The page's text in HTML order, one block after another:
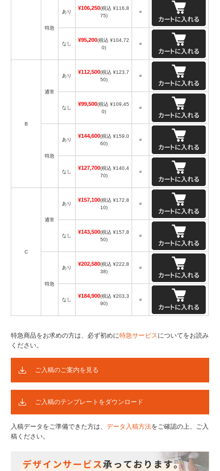
特急
あり
¥106,250(税込 ¥116,8
75)
○
なし
¥95,200(税込 ¥104,72
0)
○
B
通常
あり
¥112,500(税込 ¥123,7
50)
○
なし
¥99,500(税込 ¥109,45
0)
○
特急
あり
¥144,600(税込 ¥159,0
60)
○
なし
¥127,700(税込 ¥140,4
70)
○
C
通常
あり
¥157,100(税込 ¥172,8
10)
○
なし
¥143,500(税込 ¥157,8
50)
○
特急
あり
¥202,580(税込 ¥222,8
38)
○
なし
¥184,900(税込 ¥203,3
90)
○
特急商品をお求めの方は、必ず初めに特急サービスについてをお読み
ください。
ご入稿のご案内を見る
ご入稿のテンプレートをダウンロード
入稿データをご準備できた方は、データ入稿方法をご確認の上、ご入
稿ください。